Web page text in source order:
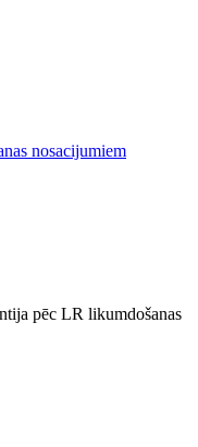
nosacijumiem
pēc LR likumdošanas